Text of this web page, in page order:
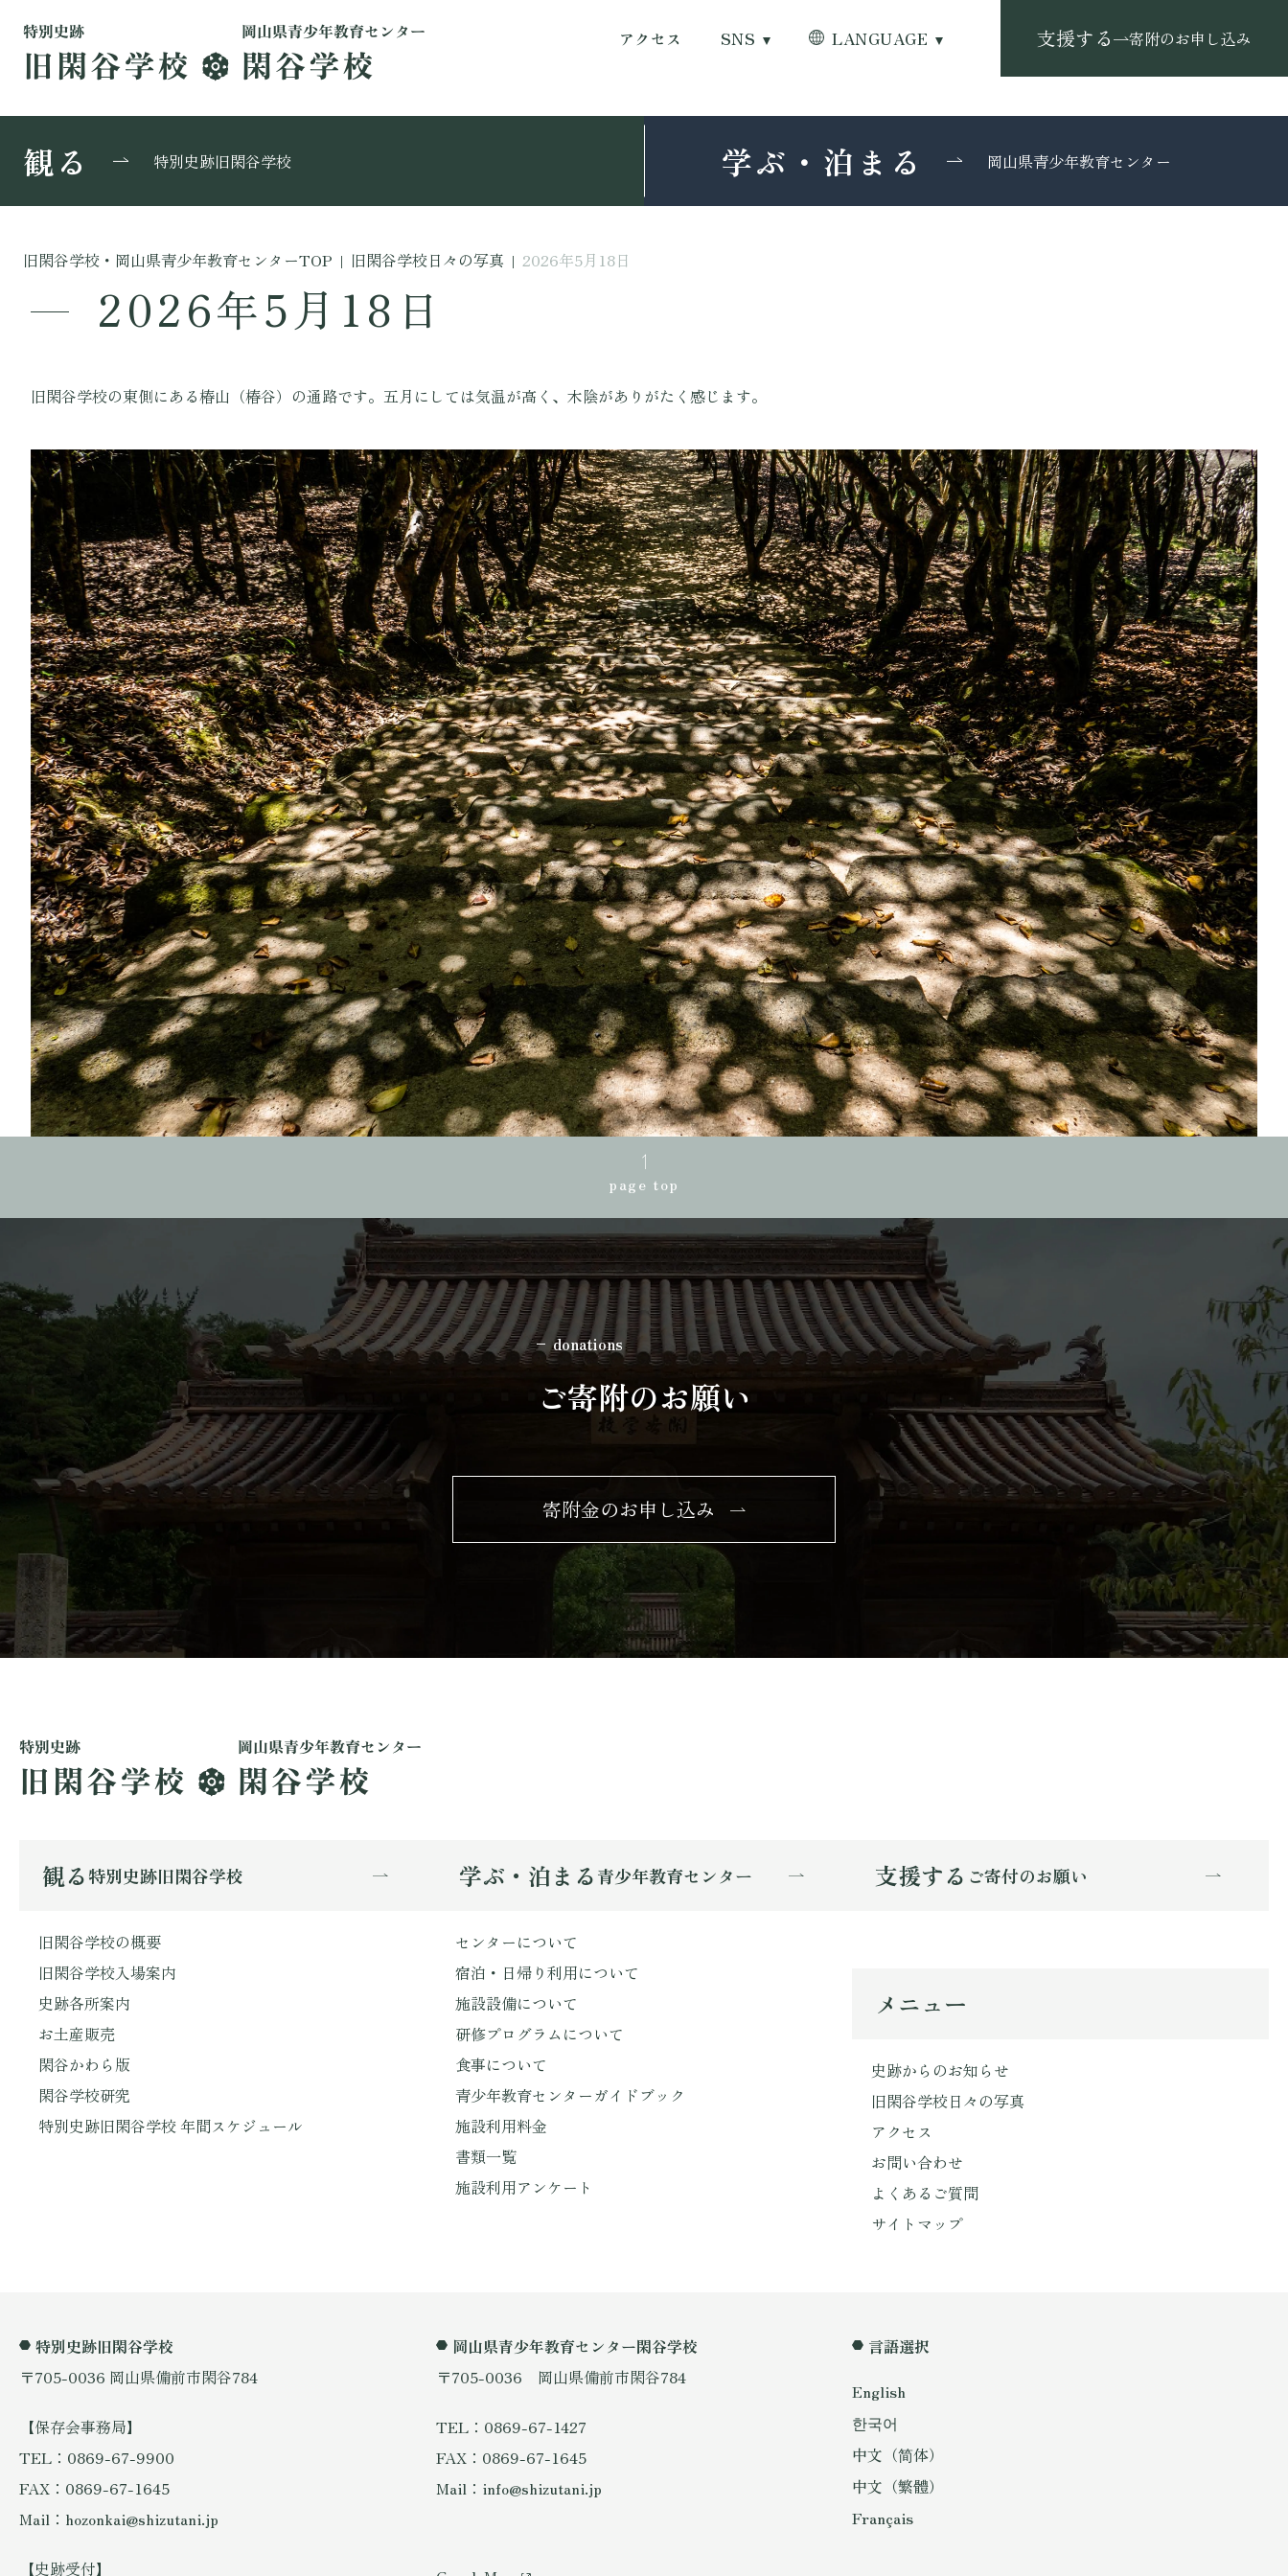
アクセス SNS LANGUAGE 支援する 寄附のお申し込み
観る 特別史跡旧閑谷学校 学ぶ・泊まる 岡山県青少年教育センター
旧閑谷学校・岡山県青少年教育センターTOP | 旧閑谷学校日々の写真 | 2026年5月18日
2026年5月18日
旧閑谷学校の東側にある椿山（椿谷）の通路です。五月にしては気温が高く、木陰がありがたく感じます。
page top
donations
ご寄附のお願い
寄附金のお申し込み
観る特別史跡旧閑谷学校
旧閑谷学校の概要
旧閑谷学校入場案内
史跡各所案内
お土産販売
閑谷かわら版
閑谷学校研究
特別史跡旧閑谷学校 年間スケジュール
学ぶ・泊まる青少年教育センター
センターについて
宿泊・日帰り利用について
施設設備について
研修プログラムについて
食事について
青少年教育センターガイドブック
施設利用料金
書類一覧
施設利用アンケート
支援する ご寄付のお願い
メニュー
史跡からのお知らせ
旧閑谷学校日々の写真
アクセス
お問い合わせ
よくあるご質問
サイトマップ
特別史跡旧閑谷学校
〒705-0036 岡山県備前市閑谷784
【保存会事務局】
TEL：0869-67-9900
FAX：0869-67-1645
Mail：hozonkai@shizutani.jp
【史跡受付】
岡山県青少年教育センター閑谷学校
〒705-0036 岡山県備前市閑谷784
TEL：0869-67-1427
FAX：0869-67-1645
Mail：info@shizutani.jp
言語選択
English
한국어
中文（简体）
中文（繁體）
Français